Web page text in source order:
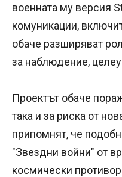
военната му версия
комуникации,
обаче разширяват
за наблюдение,
Проектът обаче
така и за риска от
припомнят, че
"Звездни войни" от
космически